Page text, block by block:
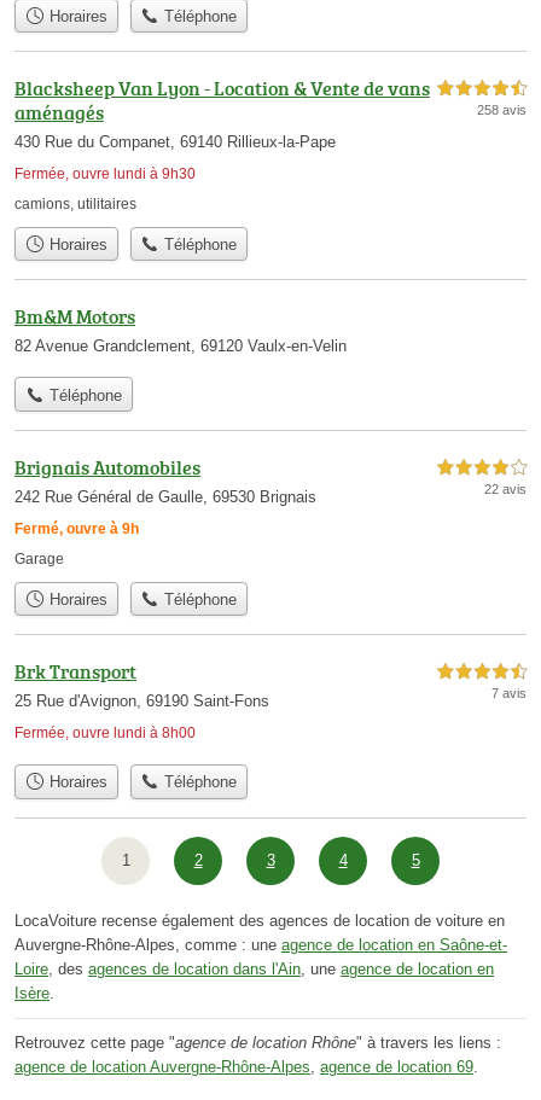
Horaires Téléphone
Blacksheep Van Lyon - Location & Vente de vans
aménagés
430 Rue du Companet, 69140 Rillieux-la-Pape
Fermée, ouvre lundi à 9h30
4,5 étoiles sur 5
258 avis
camions, utilitaires
Horaires Téléphone
Bm&M Motors
82 Avenue Grandclement, 69120 Vaulx-en-Velin
Téléphone
Brignais Automobiles
242 Rue Général de Gaulle, 69530 Brignais
Fermé, ouvre à 9h
4,0 étoiles sur 5
22 avis
Garage
Horaires Téléphone
Brk Transport
25 Rue d'Avignon, 69190 Saint-Fons
Fermée, ouvre lundi à 8h00
4,5 étoiles sur 5
7 avis
Horaires Téléphone
1 2 3 4 5
LocaVoiture recense également des agences de location de voiture en
Auvergne-Rhône-Alpes, comme : une agence de location en Saône-et-
Loire , des agences de location dans l'Ain , une agence de location en
Isère
Retrouvez cette page "agence de location Rhône" à travers les liens :
agence de location Auvergne-Rhône-Alpes agence de location 69